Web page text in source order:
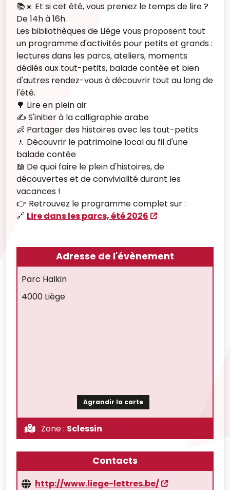
📚☀️ Et si cet été, vous preniez le temps de lire ?
De 14h à 16h.
Les bibliothèques de Liège vous proposent tout
un programme d'activités pour petits et grands :
lectures dans les parcs, ateliers, moments
dédiés aux tout-petits, balade contée et bien
d'autres rendez-vous à découvrir tout au long de
l'été.
🌳 Lire en plein air
✍️ S'initier à la calligraphie arabe
👶 Partager des histoires avec les tout-petits
🚶 Découvrir le patrimoine local au fil d'une
balade contée
📖 De quoi faire le plein d'histoires, de
découvertes et de convivialité durant les
vacances !
👉 Retrouvez le programme complet sur :
🔗 Lire dans les parcs, été 2026
Adresse de l'évènement
Parc Halkin
4000 Liège
Agrandir la carte
Zone : Sclessin
Contacts
http://www.liege-lettres.be/